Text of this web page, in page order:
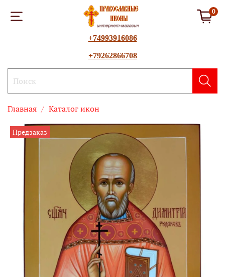
0
+74993916086
+79262866708
Главная Каталог икон
Предзаказ